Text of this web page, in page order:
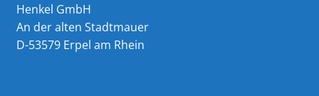
Henkel GmbH
An der alten Stadtmauer
D-53579 Erpel am Rhein